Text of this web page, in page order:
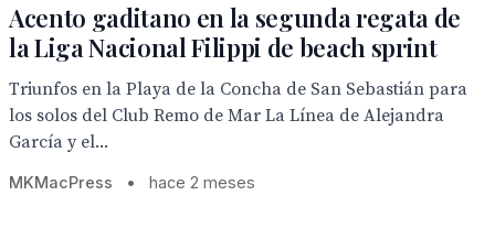
Acento gaditano en la segunda regata de
la Liga Nacional Filippi de beach sprint
Triunfos en la Playa de la Concha de San Sebastián para
los solos del Club Remo de Mar La Línea de Alejandra
García y el...
MKMacPress • hace 2 meses